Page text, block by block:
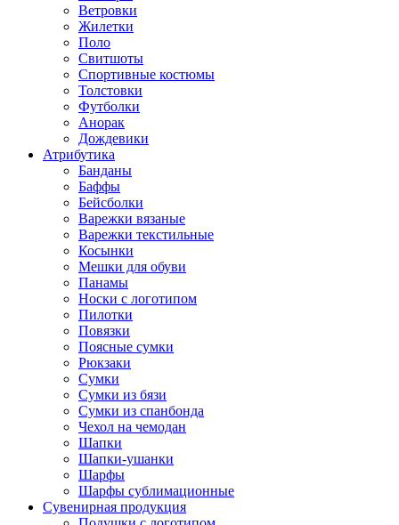
Ветровки
Жилетки
Поло
Свитшоты
Спортивные костюмы
Толстовки
Футболки
Анорак
Дождевики
Атрибутика
Банданы
Баффы
Бейсболки
Варежки вязаные
Варежки текстильные
Косынки
Мешки для обуви
Панамы
Носки с логотипом
Пилотки
Повязки
Поясные сумки
Рюкзаки
Сумки
Сумки из бязи
Сумки из спанбонда
Чехол на чемодан
Шапки
Шапки-ушанки
Шарфы
Шарфы сублимационные
Сувенирная продукция